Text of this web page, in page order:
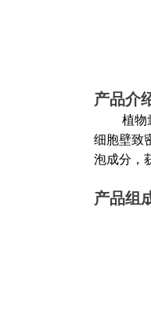
产品介
植物
细胞壁致
泡成分，
产品组